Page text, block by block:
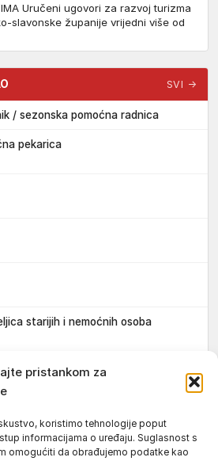
pristankom za
koristimo tehnologije poput
informacijama o uređaju. Suglasnost s
omogućiti da obrađujemo podatke kao
Uručeni ugovori za razvoj turizma
slavonske županije vrijedni više od
SVI →
/ sezonska pomoćna radnica
pekarica
starijih i nemoćnih osoba
vozila s poluprikolicom